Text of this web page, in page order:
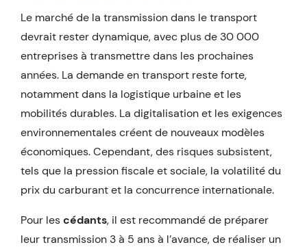
Le marché de la transmission dans le transport
devrait rester dynamique, avec plus de 30 000
entreprises à transmettre dans les prochaines
années. La demande en transport reste forte,
notamment dans la logistique urbaine et les
mobilités durables. La digitalisation et les exigences
environnementales créent de nouveaux modèles
économiques. Cependant, des risques subsistent,
tels que la pression fiscale et sociale, la volatilité du
prix du carburant et la concurrence internationale.
Pour lescédants, il est recommandé de préparer
leur transmission 3 à 5 ans à l’avance, de réaliser un